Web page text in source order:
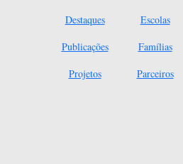
Destaques
Publicações
Projetos
Escolas
Famílias
Parceiros